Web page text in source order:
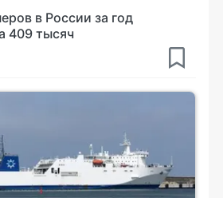
в России за год
409 тысяч